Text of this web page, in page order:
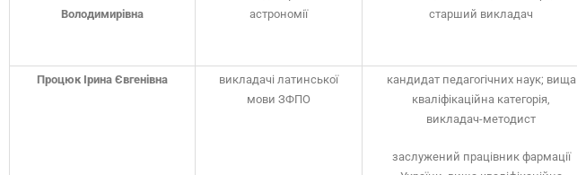
Володимирівна
астрономії
старший викладач
Процюк Ірина Євгенівна
викладачі латинської
мови ЗФПО
кандидат педагогічних наук; вища
кваліфікаційна категорія,
викладач-методист
заслужений працівник фармації